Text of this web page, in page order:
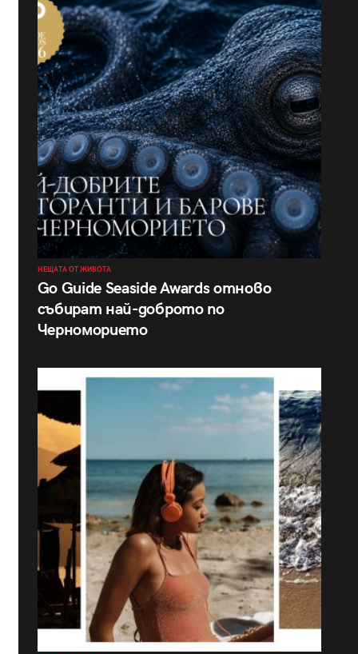
НЕЩАТА ОТ ЖИВОТА
Go Guide Seaside Awards отново
събират най-доброто по
Черноморието